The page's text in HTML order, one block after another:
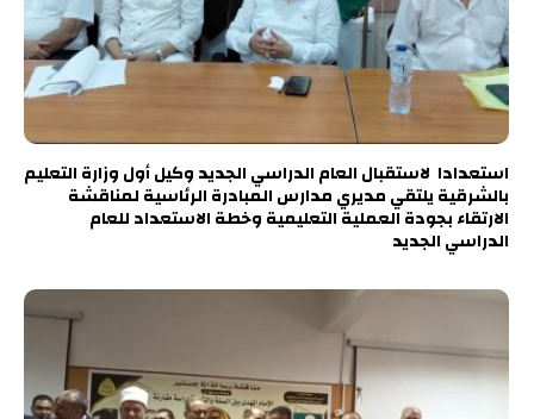
استعدادا لاستقبال العام الدراسي الجديد وكيل أول وزارة التعليم
بالشرقية يلتقي مديري مدارس المبادرة الرئاسية لمناقشة
الارتقاء بجودة العملية التعليمية وخطة الاستعداد للعام
الدراسي الجديد